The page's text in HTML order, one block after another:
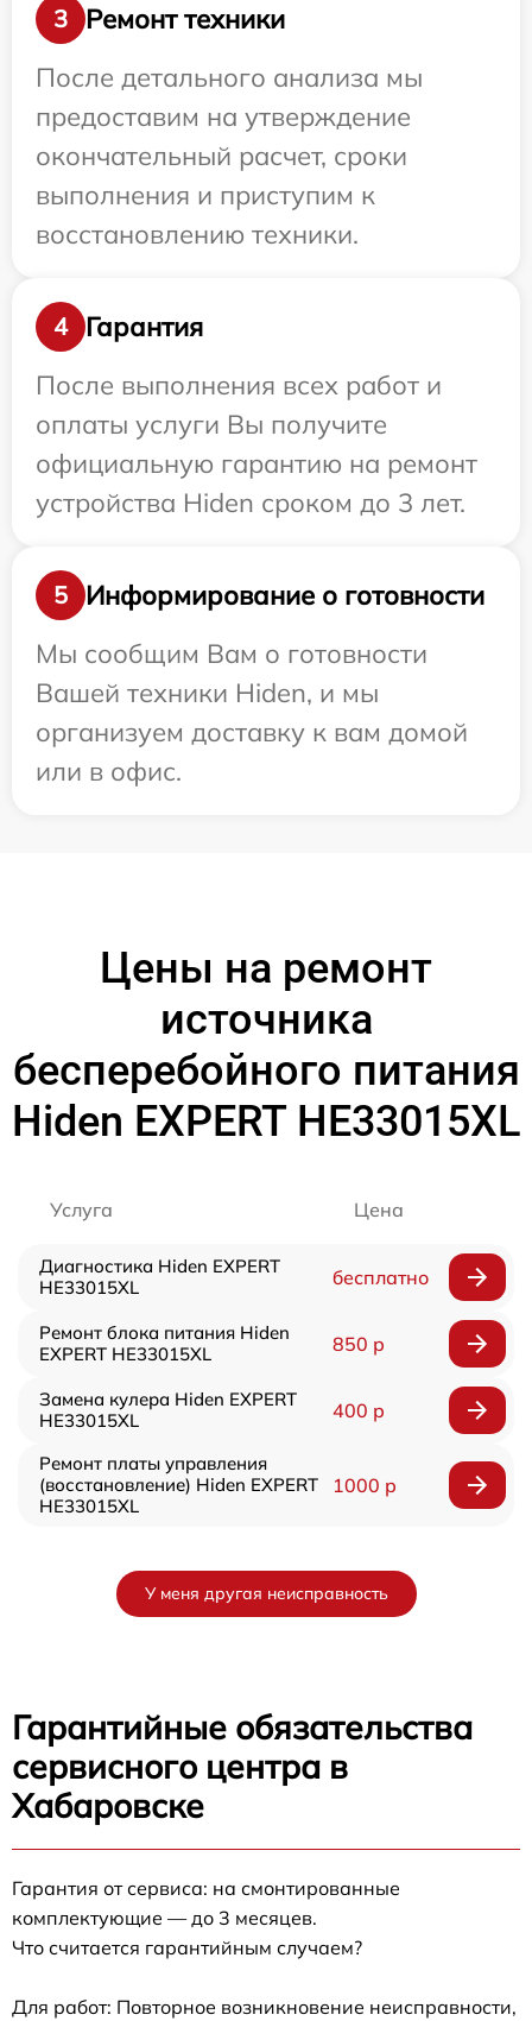
3
Ремонт техники
После детального анализа мы
предоставим на утверждение
окончательный расчет, сроки
выполнения и приступим к
восстановлению техники.
4
Гарантия
После выполнения всех работ и
оплаты услуги Вы получите
официальную гарантию на ремонт
устройства Hiden сроком до 3 лет.
5
Информирование о готовности
Мы сообщим Вам о готовности
Вашей техники Hiden, и мы
организуем доставку к вам домой
или в офис.
Цены на ремонт
источника
бесперебойного питания
Hiden EXPERT HE33015XL
Услуга Цена
Диагностика Hiden EXPERT
HE33015XL
бесплатно
Ремонт блока питания Hiden
EXPERT HE33015XL
850 р
Замена кулера Hiden EXPERT
HE33015XL
400 р
Ремонт платы управления
(восстановление) Hiden EXPERT
HE33015XL
1000 р
У меня другая неисправность
Гарантийные обязательства
сервисного центра в
Хабаровске
Гарантия от сервиса: на смонтированные
комплектующие — до 3 месяцев.
Что считается гарантийным случаем?
Для работ: Повторное возникновение неисправности,